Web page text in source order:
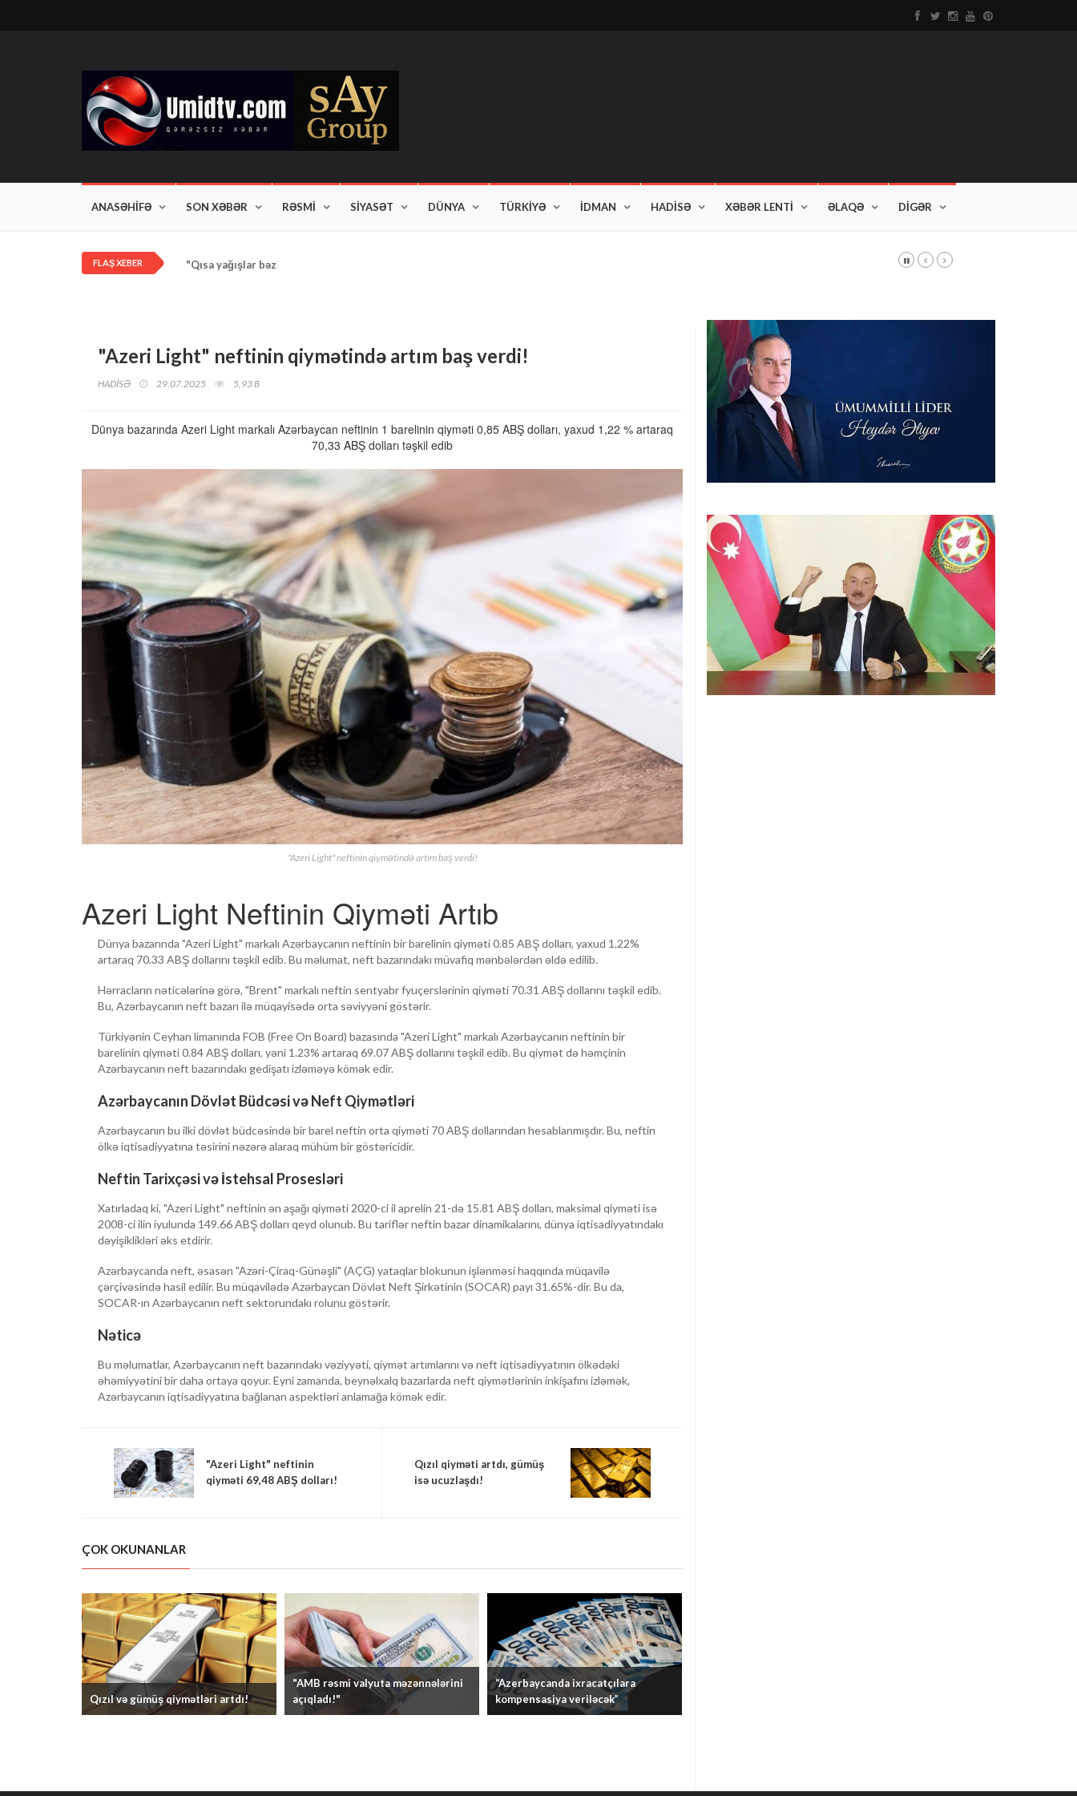
ANASƏHİFƏ SON XƏBƏR RƏSMİ SİYASƏT DÜNYA TÜRKİYƏ İDMAN HADİSƏ XƏBƏR LENTİ ƏLAQƏ DİGƏR
FLAŞ XEBER "Qısa yağışlar bəzi rayonlarda davam edir"
"Azeri Light" neftinin qiymətində artım baş verdi!
HADİSƏ 29.07.2025 5,93 B
Dünya bazarında Azeri Light markalı Azərbaycan neftinin 1 barelinin qiyməti 0,85 ABŞ dolları, yaxud 1,22 % artaraq
70,33 ABŞ dolları təşkil edib
"Azeri Light" neftinin qiymətində artım baş verdi!
Azeri Light Neftinin Qiyməti Artıb
Dünya bazarında "Azeri Light" markalı Azərbaycanın neftinin bir barelinin qiyməti 0.85 ABŞ dolları, yaxud 1.22%
artaraq 70.33 ABŞ dollarını təşkil edib. Bu məlumat, neft bazarındakı müvafiq mənbələrdən əldə edilib.
Hərracların nəticələrinə görə, "Brent" markalı neftin sentyabr fyuçerslərinin qiyməti 70.31 ABŞ dollarını təşkil edib.
Bu, Azərbaycanın neft bazarı ilə müqayisədə orta səviyyəni göstərir.
Türkiyənin Ceyhan limanında FOB (Free On Board) bazasında "Azeri Light" markalı Azərbaycanın neftinin bir
barelinin qiyməti 0.84 ABŞ dolları, yəni 1.23% artaraq 69.07 ABŞ dollarını təşkil edib. Bu qiymət də həmçinin
Azərbaycanın neft bazarındakı gedişatı izləməyə kömək edir.
Azərbaycanın Dövlət Büdcəsi və Neft Qiymətləri
Azərbaycanın bu ilki dövlət büdcəsində bir barel neftin orta qiyməti 70 ABŞ dollarından hesablanmışdır. Bu, neftin
ölkə iqtisadiyyatına təsirini nəzərə alaraq mühüm bir göstəricidir.
Neftin Tarixçəsi və İstehsal Prosesləri
Xatırladaq ki, "Azeri Light" neftinin ən aşağı qiyməti 2020-ci il aprelin 21-də 15.81 ABŞ dolları, maksimal qiyməti isə
2008-ci ilin iyulunda 149.66 ABŞ dolları qeyd olunub. Bu tariflər neftin bazar dinamikalarını, dünya iqtisadiyyatındakı
dəyişiklikləri əks etdirir.
Azərbaycanda neft, əsasən "Azəri-Çiraq-Günəşli" (AÇG) yataqlar blokunun işlənməsi haqqında müqavilə
çərçivəsində hasil edilir. Bu müqavilədə Azərbaycan Dövlət Neft Şirkətinin (SOCAR) payı 31.65%-dir. Bu da,
SOCAR-ın Azərbaycanın neft sektorundakı rolunu göstərir.
Nəticə
Bu məlumatlar, Azərbaycanın neft bazarındakı vəziyyəti, qiymət artımlarını və neft iqtisadiyyatının ölkədəki
əhəmiyyətini bir daha ortaya qoyur. Eyni zamanda, beynəlxalq bazarlarda neft qiymətlərinin inkişafını izləmək,
Azərbaycanın iqtisadiyyatına bağlanan aspektləri anlamağa kömək edir.
"Azeri Light" neftinin
qiyməti 69,48 ABŞ dolları!
Qızıl qiyməti artdı, gümüş
isə ucuzlaşdı!
ÇOK OKUNANLAR
Qızıl və gümüş qiymətləri artdı!
"AMB rəsmi valyuta məzənnələrini
açıqladı!"
“Azerbaycanda ixracatçılara
kompensasiya veriləcək”